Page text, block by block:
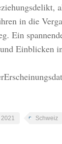
in die
Ein
Einblicken
Schweiz